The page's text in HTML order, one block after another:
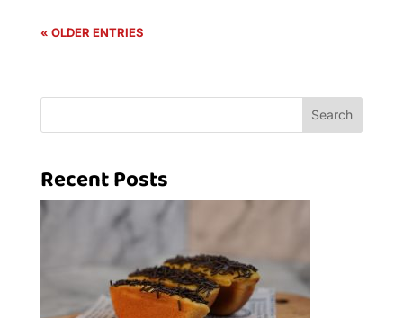
« OLDER ENTRIES
Search
Recent Posts